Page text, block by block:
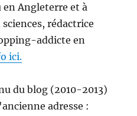
Angleterre et à
rédactrice
addicte en
ici.
du blog (2010-2013)
adresse :